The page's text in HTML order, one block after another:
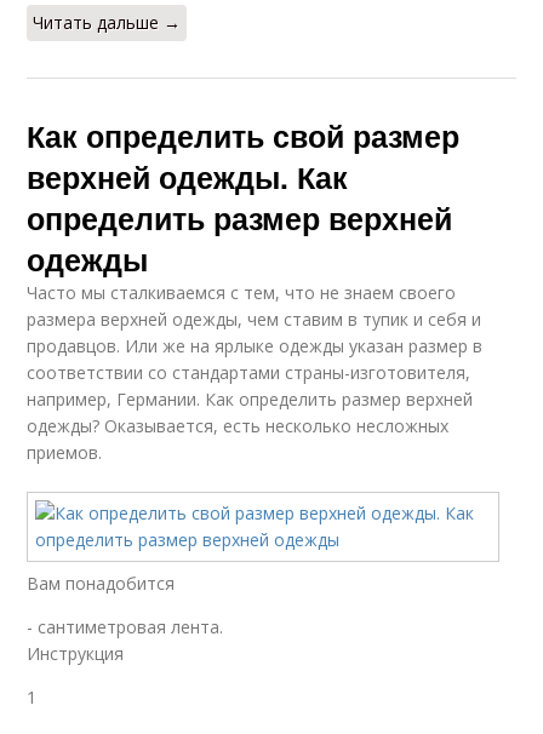
Читать дальше →
Как определить свой размер
верхней одежды. Как
определить размер верхней
одежды
Часто мы сталкиваемся с тем, что не знаем своего
размера верхней одежды, чем ставим в тупик и себя и
продавцов. Или же на ярлыке одежды указан размер в
соответствии со стандартами страны-изготовителя,
например, Германии. Как определить размер верхней
одежды? Оказывается, есть несколько несложных
приемов.
Вам понадобится
- сантиметровая лента.
Инструкция
1